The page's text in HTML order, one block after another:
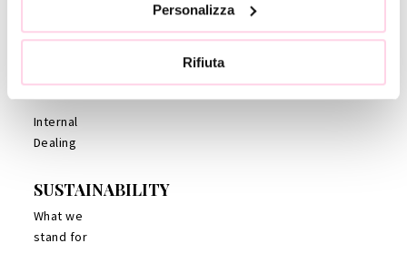
Personalizza
Rifiuta
Azionisti
Internal
Dealing
SUSTAINABILITY
What we
stand for